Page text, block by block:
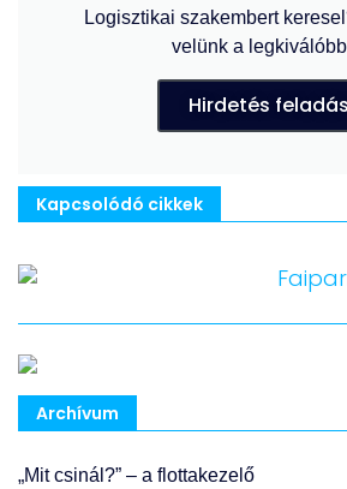
Logisztikai szakembert
velünk a
Hirdetés feladás
Kapcsolódó cikkek
Archívum
„Mit csinál?” – a flottakezelő